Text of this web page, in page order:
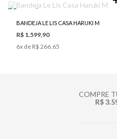
BANDEJA LE LIS CASA HARUKI M
R$ 1.599,90
6x de R$ 266,65
COMPRE
R$